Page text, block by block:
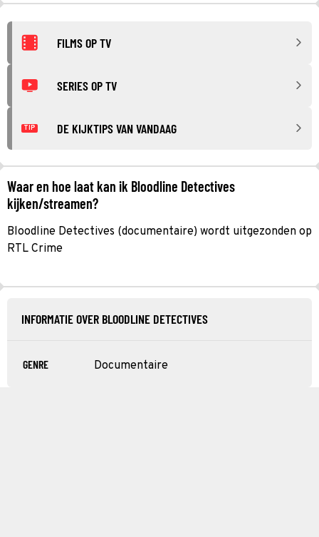
FILMS OP TV
SERIES OP TV
TIP DE KIJKTIPS VAN VANDAAG
Waar en hoe laat kan ik Bloodline Detectives
kijken/streamen?
Bloodline Detectives (documentaire) wordt uitgezonden op
RTL Crime
INFORMATIE OVER BLOODLINE DETECTIVES
GENRE Documentaire